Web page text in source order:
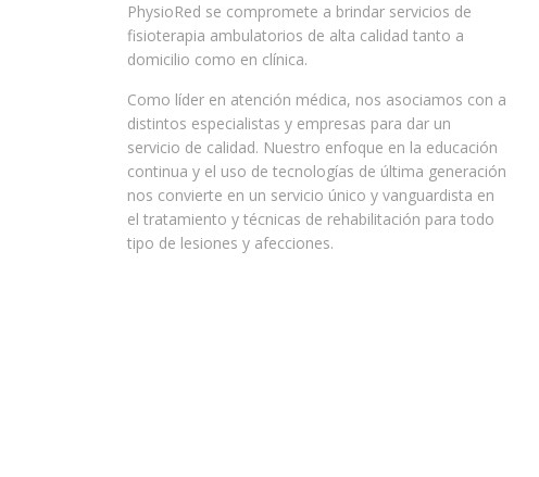
PhysioRed se compromete a brindar servicios de
fisioterapia ambulatorios de alta calidad tanto a
domicilio como en clínica.
Como líder en atención médica, nos asociamos con a
distintos especialistas y empresas para dar un
servicio de calidad. Nuestro enfoque en la educación
continua y el uso de tecnologías de última generación
nos convierte en un servicio único y vanguardista en
el tratamiento y técnicas de rehabilitación para todo
tipo de lesiones y afecciones.